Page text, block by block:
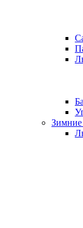
Зимние